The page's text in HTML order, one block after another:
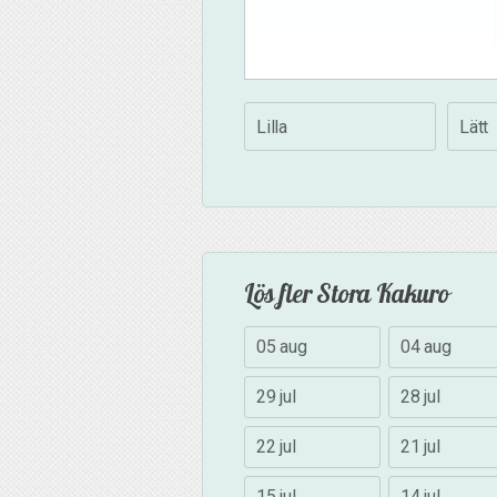
Lilla Lätt
Lös fler Stora Kakuro
05 aug 04 aug
29 jul 28 jul
22 jul 21 jul